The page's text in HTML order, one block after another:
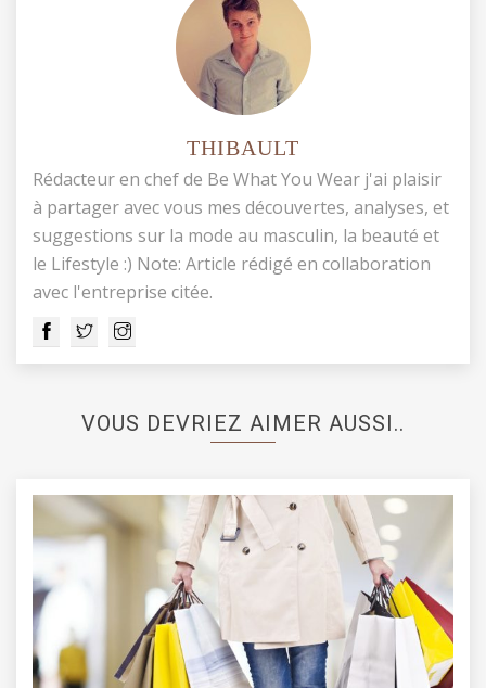
THIBAULT
Rédacteur en chef de Be What You Wear j'ai plaisir
à partager avec vous mes découvertes, analyses, et
suggestions sur la mode au masculin, la beauté et
le Lifestyle :) Note: Article rédigé en collaboration
avec l'entreprise citée.
VOUS DEVRIEZ AIMER AUSSI..